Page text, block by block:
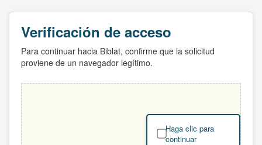
Verificación de acceso
Para continuar hacia Biblat, confirme que la solicitud
proviene de un navegador legítimo.
Haga clic para
continuar